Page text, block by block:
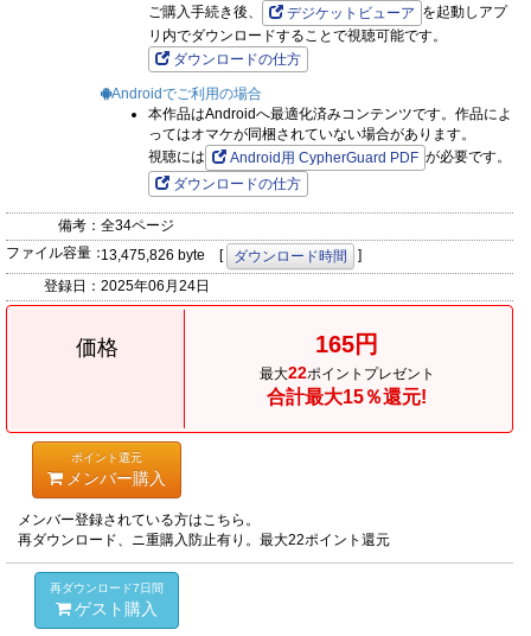
ご購入手続き後、
デジケットビューア を起動しアプ
リ内でダウンロードすることで視聴可能です。
ダウンロードの仕方
Androidでご利用の場合
本作品はAndroidへ最適化済みコンテンツです。作品によ
ってはオマケが同梱されていない場合があります。
視聴には
Android用 CypherGuard PDF が必要です。
ダウンロードの仕方
備考： 全34ページ
ファイル容量：13,475,826 byte [ ダウンロード時間
]
登録日： 2025年06月24日
価格 165円
最大22ポイントプレゼント
合計最大15％還元!
ポイント還元
メンバー購入
メンバー登録されている方はこちら。
再ダウンロード、ニ重購入防止有り。最大22ポイント還元
再ダウンロード7日間
ゲスト購入